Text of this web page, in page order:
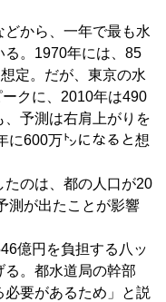
から、一年で最も水
る。1970年には、85
定。だが、東京の水
クに、2010年は490
予測は右肩上がりを
に600万㌧になると想
のは、都の人口が20
測が出たことが影響
億円を負担する八ッ
。都水道局の幹部
要があるため」と説